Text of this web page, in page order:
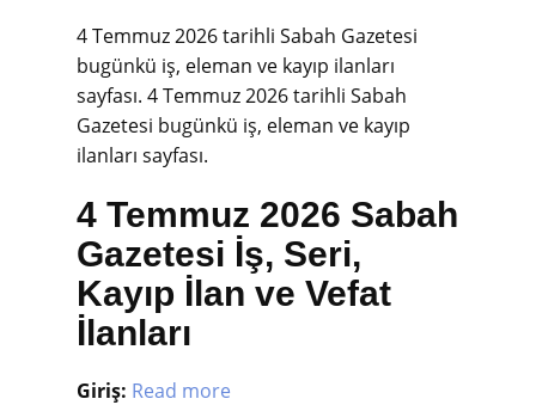
4 Temmuz 2026 tarihli Sabah Gazetesi
bugünkü iş, eleman ve kayıp ilanları
sayfası. 4 Temmuz 2026 tarihli Sabah
Gazetesi bugünkü iş, eleman ve kayıp
ilanları sayfası.
4 Temmuz 2026 Sabah
Gazetesi İş, Seri,
Kayıp İlan ve Vefat
İlanları
Giriş: Read more